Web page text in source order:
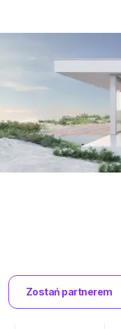
Zostań partnerem